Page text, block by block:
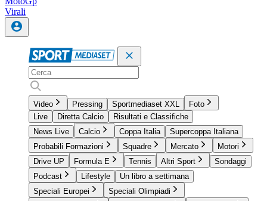
Virali
Video Pressing Sportmediaset XXL
Foto
Live
Diretta Calcio
Risultati e Classifiche
News Live
Calcio Coppa Italia
Supercoppa Italiana
Probabili Formazioni
Squadre Mercato
Motori
Drive UP
Formula E Tennis Altri Sport
Sondaggi
Podcast
Lifestyle
Un libro a settimana
Speciali Europei
Speciali Olimpiadi